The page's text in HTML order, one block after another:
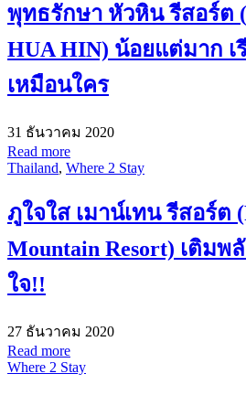
พุทธรักษา หัวหิน รีสอร์ต
HUA HIN) น้อยแต่มาก เ
เหมือนใคร
31 ธันวาคม 2020
Read more
Thailand, Where 2 Stay
ภูใจใส เมาน์เทน รีสอร์ต
Mountain Resort) เติมพ
ใจ!!
27 ธันวาคม 2020
Read more
Where 2 Stay